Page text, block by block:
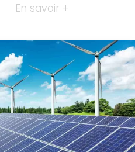
En savoir +